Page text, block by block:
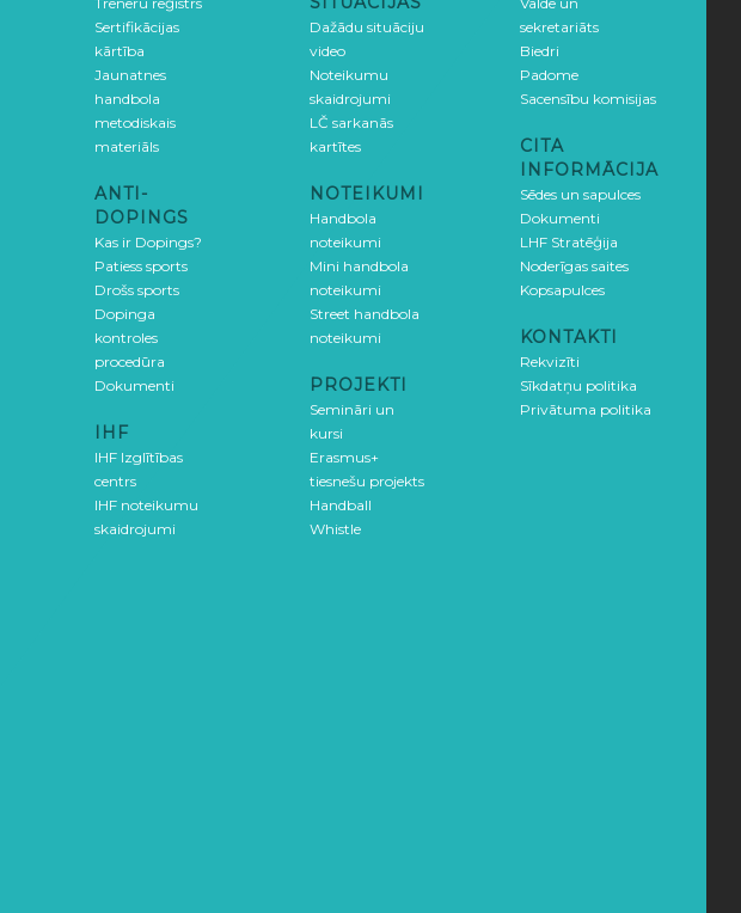
Sertifikācijas
kārtība
Jaunatnes
handbola
metodiskais
materiāls
ANTI-
DOPINGS
Kas ir Dopings?
Patiess sports
Drošs sports
Dopinga
kontroles
procedūra
Dokumenti
IHF
IHF Izglītības
centrs
IHF noteikumu
skaidrojumi
Dažādu situāciju
video
Noteikumu
skaidrojumi
LČ sarkanās
kartītes
NOTEIKUMI
Handbola
noteikumi
Mini handbola
noteikumi
Street handbola
noteikumi
PROJEKTI
Semināri un
kursi
Erasmus+
tiesnešu projekts
Handball
Whistle
sekretariāts
Biedri
Padome
Sacensību komisijas
CITA
INFORMĀCIJA
Sēdes un sapulces
Dokumenti
LHF Stratēģija
Noderīgas saites
Kopsapulces
KONTAKTI
Rekvizīti
Sīkdatņu politika
Privātuma politika